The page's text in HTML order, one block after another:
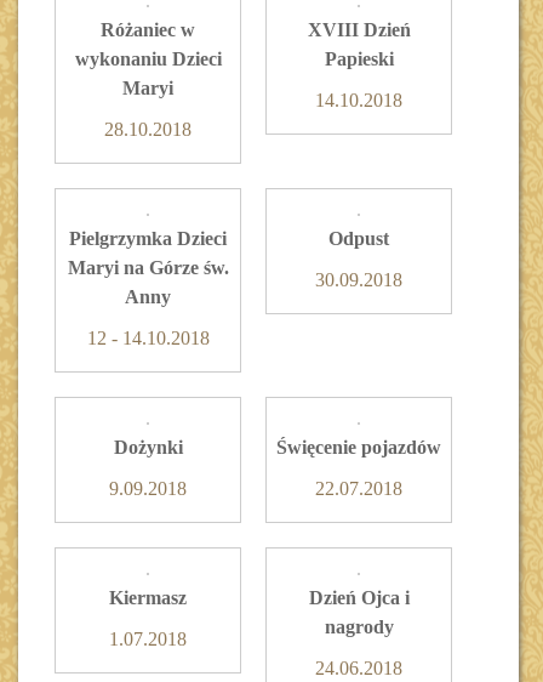
Różaniec w
wykonaniu Dzieci
Maryi
28.10.2018
XVIII Dzień
Papieski
14.10.2018
Pielgrzymka Dzieci
Maryi na Górze św.
Anny
12 - 14.10.2018
Odpust
30.09.2018
Dożynki
9.09.2018
Święcenie pojazdów
22.07.2018
Kiermasz
1.07.2018
Dzień Ojca i
nagrody
24.06.2018